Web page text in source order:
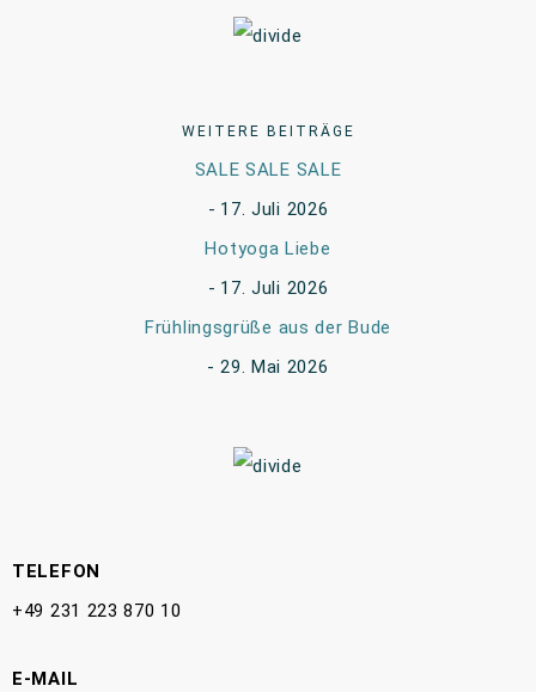
WEITERE BEITRÄGE
SALE SALE SALE
17. Juli 2026
Hotyoga Liebe
17. Juli 2026
Frühlingsgrüße aus der Bude
29. Mai 2026
TELEFON
+49 231 223 870 10
E-MAIL